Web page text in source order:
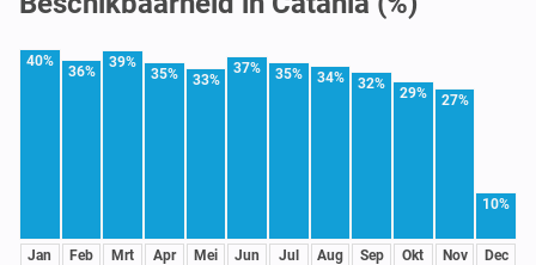
40%
Jan
36%
Feb
39%
Mrt
35%
Apr
33%
Mei
37%
Jun
35%
Jul
34%
Aug
32%
Sep
29%
Okt
27%
Nov
10%
Dec